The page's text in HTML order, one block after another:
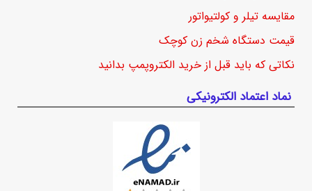
مقایسه تیلر و کولتیواتور
قیمت دستگاه شخم زن کوچک
نکاتی که باید قبل از خرید الکتروپمپ بدانید
نماد اعتماد الکترونیکی